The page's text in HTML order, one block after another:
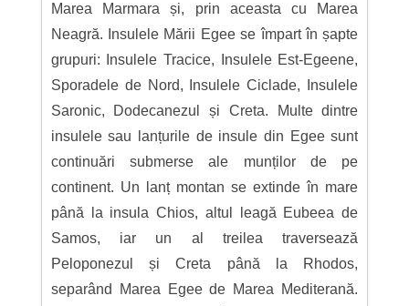
Marea Marmara și, prin aceasta cu Marea
Neagră. Insulele Mării Egee se împart în șapte
grupuri: Insulele Tracice, Insulele Est-Egeene,
Sporadele de Nord, Insulele Ciclade, Insulele
Saronic, Dodecanezul și Creta. Multe dintre
insulele sau lanțurile de insule din Egee sunt
continuări submerse ale munților de pe
continent. Un lanț montan se extinde în mare
până la insula Chios, altul leagă Eubeea de
Samos, iar un al treilea traversează
Peloponezul și Creta până la Rhodos,
separând Marea Egee de Marea Mediterană.